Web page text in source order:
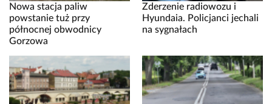
Nowa stacja paliw
powstanie tuż przy
północnej obwodnicy
Gorzowa
Zderzenie radiowozu i
Hyundaia. Policjanci jechali
na sygnałach